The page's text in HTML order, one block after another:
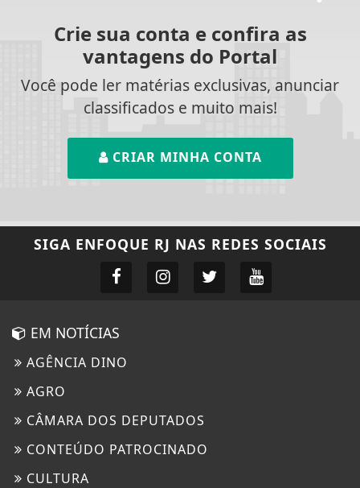
Crie sua conta e confira as
vantagens do Portal
Você pode ler matérias exclusivas, anunciar
classificados e muito mais!
CRIAR MINHA CONTA
SIGA ENFOQUE RJ NAS REDES SOCIAIS
EM NOTÍCIAS
AGÊNCIA DINO
AGRO
CÂMARA DOS DEPUTADOS
CONTEÚDO PATROCINADO
CULTURA